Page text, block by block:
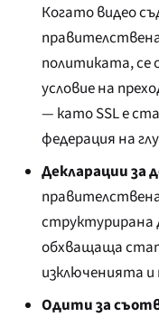
Когато видео
политиката, се
условие на
— като SSL е
федерация на
Декларации за
структурирана
обхващаща
изключенията и
Одити за